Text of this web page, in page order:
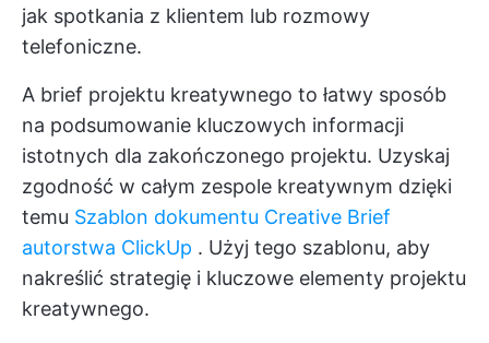
jak spotkania z klientem lub rozmowy
telefoniczne.
A brief projektu kreatywnego to łatwy sposób
na podsumowanie kluczowych informacji
istotnych dla zakończonego projektu. Uzyskaj
zgodność w całym zespole kreatywnym dzięki
temu Szablon dokumentu Creative Brief
autorstwa ClickUp . Użyj tego szablonu, aby
nakreślić strategię i kluczowe elementy projektu
kreatywnego.